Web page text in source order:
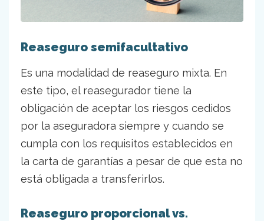
Reaseguro semifacultativo
Es una modalidad de reaseguro mixta. En
este tipo, el reasegurador tiene la
obligación de aceptar los riesgos cedidos
por la aseguradora siempre y cuando se
cumpla con los requisitos establecidos en
la carta de garantías a pesar de que esta no
está obligada a transferirlos.
Reaseguro proporcional vs.